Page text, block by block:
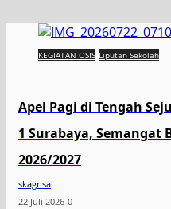
KEGIATAN OSIS Liputan Sekolah
Apel Pagi di Tengah
1 Surabaya, Semangat
2026/2027
skagrisa
22 Juli 2026 0